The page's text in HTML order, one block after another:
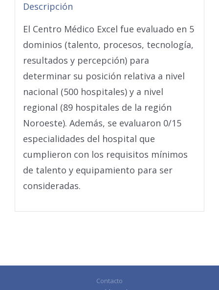
Descripción
El Centro Médico Excel fue evaluado en 5
dominios (talento, procesos, tecnología,
resultados y percepción) para
determinar su posición relativa a nivel
nacional (500 hospitales) y a nivel
regional (89 hospitales de la región
Noroeste). Además, se evaluaron 0/15
especialidades del hospital que
cumplieron con los requisitos mínimos
de talento y equipamiento para ser
consideradas.
Contacto